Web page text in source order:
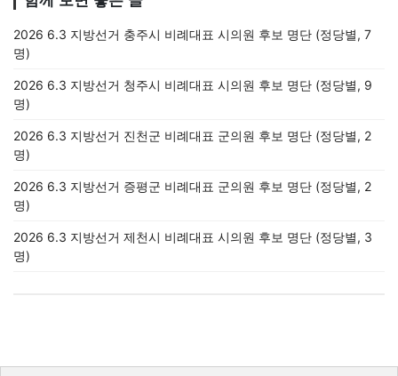
2026 6.3 지방선거 충주시 비례대표 시의원 후보 명단 (정당별, 7
명)
2026 6.3 지방선거 청주시 비례대표 시의원 후보 명단 (정당별, 9
명)
2026 6.3 지방선거 진천군 비례대표 군의원 후보 명단 (정당별, 2
명)
2026 6.3 지방선거 증평군 비례대표 군의원 후보 명단 (정당별, 2
명)
2026 6.3 지방선거 제천시 비례대표 시의원 후보 명단 (정당별, 3
명)